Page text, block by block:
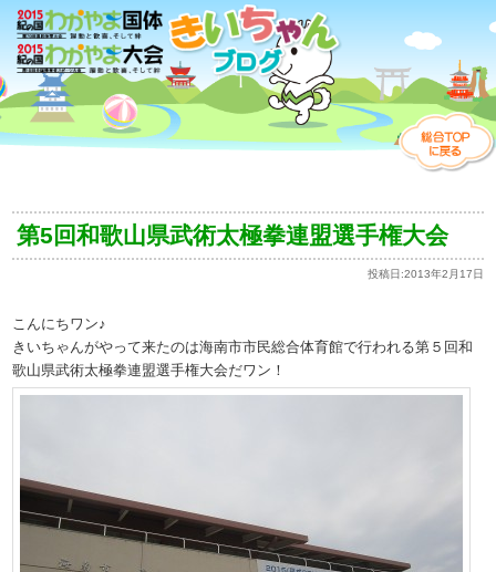
第5回和歌山県武術太極拳連盟選手権大会
投稿日:2013年2月17日
こんにちワン♪
きいちゃんがやって来たのは海南市市民総合体育館で行われる第５回和
歌山県武術太極拳連盟選手権大会だワン！